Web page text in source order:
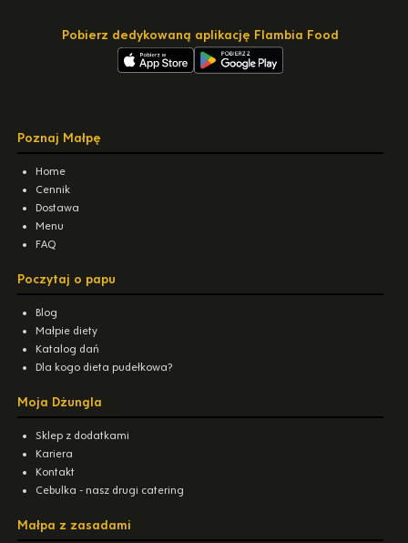
Pobierz dedykowaną aplikację Flambia Food
Poznaj Małpę
Home
Cennik
Dostawa
Menu
FAQ
Poczytaj o papu
Blog
Małpie diety
Katalog dań
Dla kogo dieta pudełkowa?
Moja Dżungla
Sklep z dodatkami
Kariera
Kontakt
Cebulka - nasz drugi catering
Małpa z zasadami